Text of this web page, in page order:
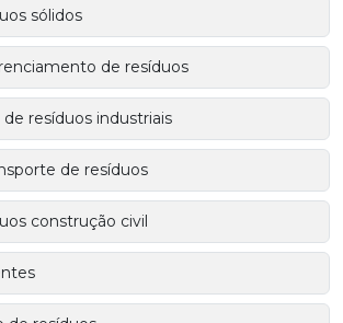
sólidos
de resíduos
resíduos industriais
de resíduos
construção civil